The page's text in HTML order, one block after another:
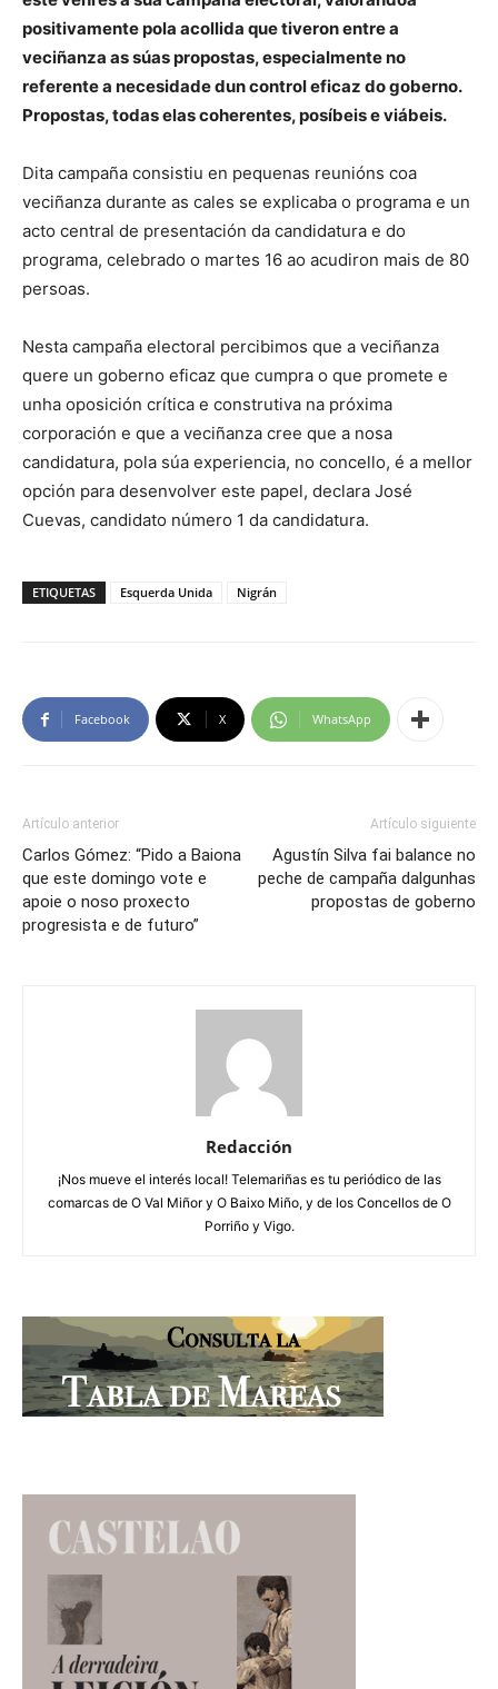
positivamente pola acollida que tiveron entre a
veciñanza as súas propostas, especialmente no
referente a necesidade dun control eficaz do goberno.
Propostas, todas elas coherentes, posíbeis e viábeis.
Dita campaña consistiu en pequenas reunións coa
veciñanza durante as cales se explicaba o programa e un
acto central de presentación da candidatura e do
programa, celebrado o martes 16 ao acudiron mais de 80
persoas.
Nesta campaña electoral percibimos que a veciñanza
quere un goberno eficaz que cumpra o que promete e
unha oposición crítica e construtiva na próxima
corporación e que a veciñanza cree que a nosa
candidatura, pola súa experiencia, no concello, é a mellor
opción para desenvolver este papel, declara José
Cuevas, candidato número 1 da candidatura.
ETIQUETAS Esquerda Unida Nigrán
Facebook X WhatsApp
Artículo anterior
Carlos Gómez: “Pido a Baiona
que este domingo vote e
apoie o noso proxecto
progresista e de futuro”
Artículo siguiente
Agustín Silva fai balance no
peche de campaña dalgunhas
propostas de goberno
Redacción
¡Nos mueve el interés local! Telemariñas es tu periódico de las
comarcas de O Val Miñor y O Baixo Miño, y de los Concellos de O
Porriño y Vigo.